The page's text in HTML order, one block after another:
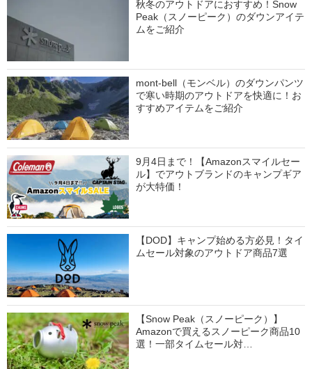
秋冬のアウトドアにおすすめ！Snow
Peak（スノーピーク）のダウンアイテ
ムをご紹介
mont-bell（モンベル）のダウンパンツ
で寒い時期のアウトドアを快適に！お
すすめアイテムをご紹介
9月4日まで！【Amazonスマイルセー
ル】でアウトブランドのキャンプギア
が大特価！
【DOD】キャンプ始める方必見！タイ
ムセール対象のアウトドア商品7選
【Snow Peak（スノーピーク）】
Amazonで買えるスノーピーク商品10
選！一部タイムセール対…